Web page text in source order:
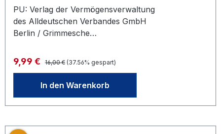
PU: Verlag der Vermögensverwaltung
des Alldeutschen Verbandes GmbH
Berlin / Grimmesche
Auflage 36. bis 38. Tausend, Inhalt:
"Vorwort, Von den Schäden Nöten
und Gefahren, Von der
deutscher Machtpolitik, Helfer und
Die Probe, Die Reihen schließen sich,
Verkaufspreis:
9,99 € Regulärer Preis:
16,00 € (37.56% gespart)
In den Warenkorb